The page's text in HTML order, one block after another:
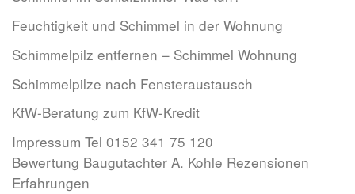
Feuchtigkeit und Schimmel in der Wohnung
Schimmelpilz entfernen – Schimmel Wohnung
Schimmelpilze nach Fensteraustausch
KfW-Beratung zum KfW-Kredit
Impressum Tel 0152 341 75 120
Bewertung Baugutachter A. Kohle Rezensionen
Erfahrungen